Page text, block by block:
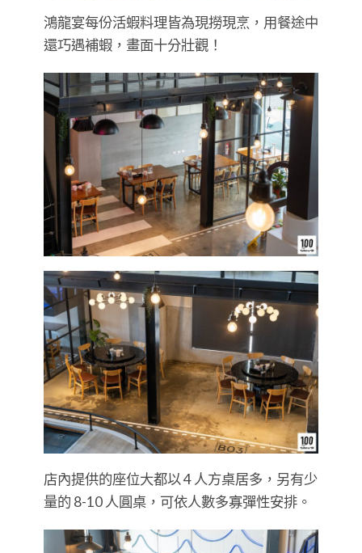
鴻龍宴每份活蝦料理皆為現撈現烹，用餐途中
還巧遇補蝦，畫面十分壯觀！
店內提供的座位大都以 4 人方桌居多，另有少
量的 8-10 人圓桌，可依人數多寡彈性安排。